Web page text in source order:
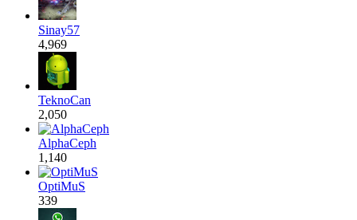
Sinay57
4,969
TeknoCan
2,050
AlphaCeph
1,140
OptiMuS
339